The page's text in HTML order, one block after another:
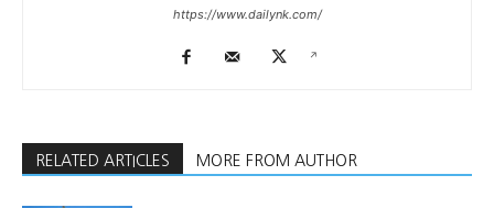
https://www.dailynk.com/
RELATED ARTICLES MORE FROM AUTHOR